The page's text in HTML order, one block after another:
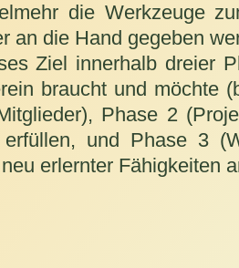
die Werkzeuge
an die Hand gegeben
Ziel innerhalb dreier
braucht und möchte
Phase 2
und Phase 3
erlernter Fähigkeiten